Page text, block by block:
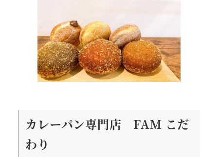
カレーパン専門店 FAM こだ
わり